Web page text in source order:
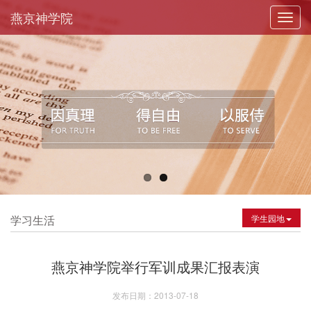
燕京神学院
学生园地
学习生活
燕京神学院举行军训成果汇报表演
发布日期：2013-07-18